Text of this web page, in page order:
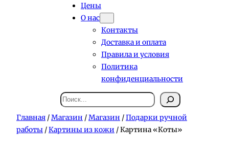
Цены
О нас
Контакты
Доставка и оплата
Правила и условия
Политика
конфиденциальности
Поиск
Главная /Магазин /Магазин /Подарки ручной
работы /Картины из кожи / Картина «Коты»